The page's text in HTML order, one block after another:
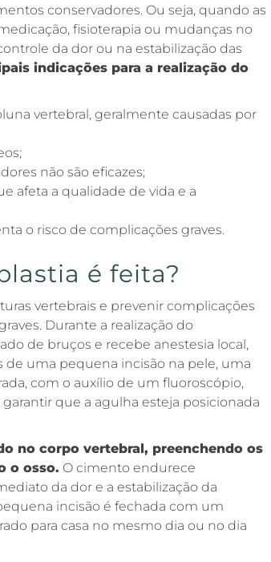
conservadores. Ou seja, quando as
fisioterapia ou mudanças no
da dor ou na estabilização das
indicações para a realização do
vertebral, geralmente causadas por
não são eficazes;
afeta a qualidade de vida e a
o risco de complicações graves.
é feita?
vertebrais e prevenir complicações
Durante a realização do
de bruços e recebe anestesia local,
de uma pequena incisão na pele, uma
com o auxílio de um fluoroscópio,
que a agulha esteja posicionada
no corpo vertebral, preenchendo os
o osso. O cimento endurece
da dor e a estabilização da
incisão é fechada com um
para casa no mesmo dia ou no dia